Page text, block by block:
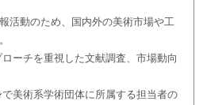
活動のため、国内外の美術市場や工
ーチを重視した文献調査、市場動向
美術系学術団体に所属する担当者の